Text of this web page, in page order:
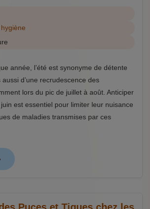
année, l’été est synonyme de détente
d’une recrudescence des
lors du pic de juillet à août. Anticiper
est essentiel pour limiter leur nuisance
de maladies transmises par ces